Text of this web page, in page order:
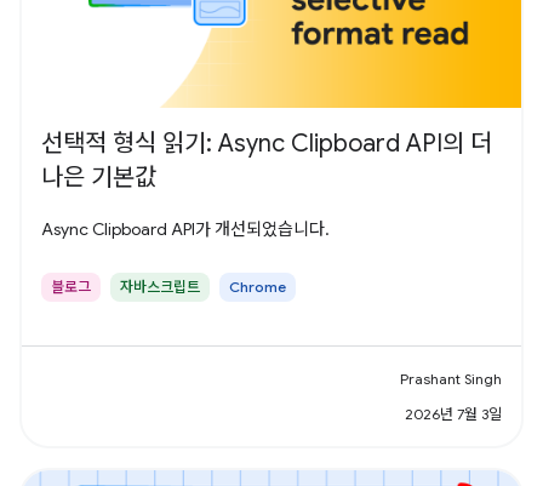
선택적 형식 읽기: Async Clipboard API의 더
나은 기본값
Async Clipboard API가 개선되었습니다.
블로그 자바스크립트 Chrome
Prashant Singh
2026년 7월 3일